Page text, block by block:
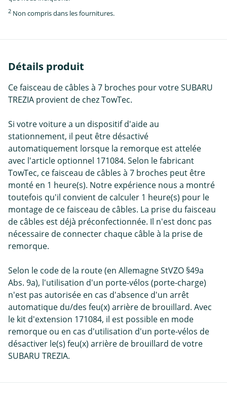
2 Non compris dans les fournitures.
Détails produit
Ce faisceau de câbles à 7 broches pour votre SUBARU
TREZIA provient de chez TowTec.
Si votre voiture a un dispositif d'aide au
stationnement, il peut être désactivé
automatiquement lorsque la remorque est attelée
avec l'article optionnel 171084. Selon le fabricant
TowTec, ce faisceau de câbles à 7 broches peut être
monté en 1 heure(s). Notre expérience nous a montré
toutefois qu'il convient de calculer 1 heure(s) pour le
montage de ce faisceau de câbles. La prise du faisceau
de câbles est déjà préconfectionnée. Il n'est donc pas
nécessaire de connecter chaque câble à la prise de
remorque.
Selon le code de la route (en Allemagne StVZO §49a
Abs. 9a), l'utilisation d'un porte-vélos (porte-charge)
n'est pas autorisée en cas d'absence d'un arrêt
automatique du/des feu(x) arrière de brouillard. Avec
le kit d'extension 171084, il est possible en mode
remorque ou en cas d'utilisation d'un porte-vélos de
désactiver le(s) feu(x) arrière de brouillard de votre
SUBARU TREZIA.